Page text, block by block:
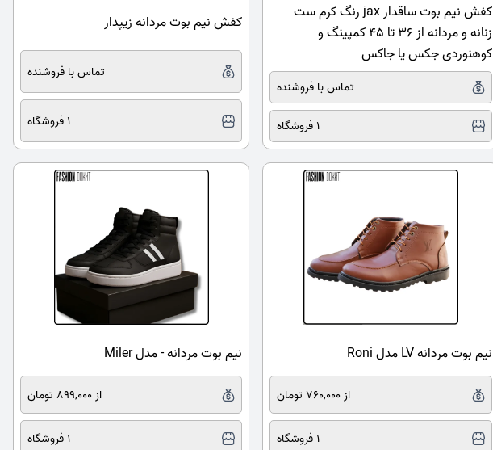
کفش نیم بوت ساقدار jax رنگ کرم ست
زنانه و مردانه از 36 تا 45 کمپینگ و
کوهنوردی جکس یا جاکس
تماس با فروشنده
1 فروشگاه
کفش نیم بوت مردانه زیپدار
تماس با فروشنده
1 فروشگاه
نیم بوت مردانه LV مدل Roni
از 760,000 تومان
1 فروشگاه
نیم بوت مردانه - مدل Miler
از 899,000 تومان
1 فروشگاه